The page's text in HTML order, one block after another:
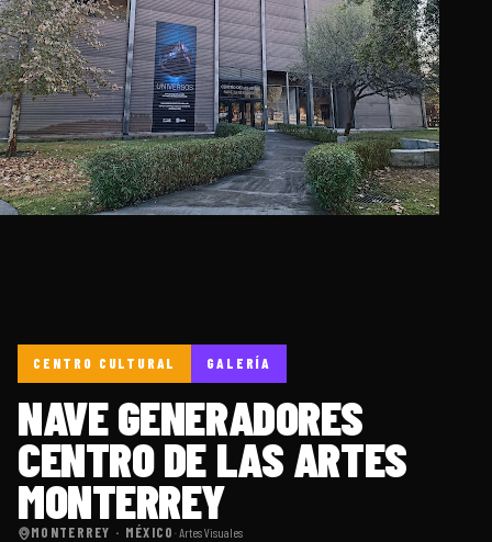
CENTRO CULTURAL GALERÍA
NAVE GENERADORES
CENTRO DE LAS ARTES
MONTERREY
MONTERREY · MÉXICO·Artes Visuales